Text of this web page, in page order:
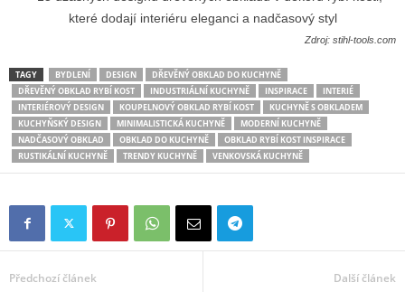
Zdroj: stihl-tools.com
TAGY BYDLENÍ DESIGN
DŘEVĚNÝ OBKLAD DO KUCHYNĚ
DŘEVĚNÝ OBKLAD RYBÍ KOST
INDUSTRIÁLNÍ KUCHYNĚ INSPIRACE
INTERIÉ
INTERIÉROVÝ DESIGN
KOUPELNOVÝ OBKLAD RYBÍ KOST
KUCHYNĚ S OBKLADEM
KUCHYŇSKÝ DESIGN
MINIMALISTICKÁ KUCHYNĚ
MODERNÍ KUCHYNĚ
NADČASOVÝ OBKLAD
OBKLAD DO KUCHYNĚ
OBKLAD RYBÍ KOST INSPIRACE
RUSTIKÁLNÍ KUCHYNĚ
TRENDY KUCHYNĚ VENKOVSKÁ KUCHYNĚ
Předchozí článek Další článek